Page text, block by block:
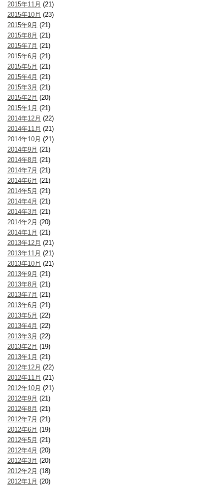
2015年11月 (21)
2015年10月 (23)
2015年9月 (21)
2015年8月 (21)
2015年7月 (21)
2015年6月 (21)
2015年5月 (21)
2015年4月 (21)
2015年3月 (21)
2015年2月 (20)
2015年1月 (21)
2014年12月 (22)
2014年11月 (21)
2014年10月 (21)
2014年9月 (21)
2014年8月 (21)
2014年7月 (21)
2014年6月 (21)
2014年5月 (21)
2014年4月 (21)
2014年3月 (21)
2014年2月 (20)
2014年1月 (21)
2013年12月 (21)
2013年11月 (21)
2013年10月 (21)
2013年9月 (21)
2013年8月 (21)
2013年7月 (21)
2013年6月 (21)
2013年5月 (22)
2013年4月 (22)
2013年3月 (22)
2013年2月 (19)
2013年1月 (21)
2012年12月 (22)
2012年11月 (21)
2012年10月 (21)
2012年9月 (21)
2012年8月 (21)
2012年7月 (21)
2012年6月 (19)
2012年5月 (21)
2012年4月 (20)
2012年3月 (20)
2012年2月 (18)
2012年1月 (20)